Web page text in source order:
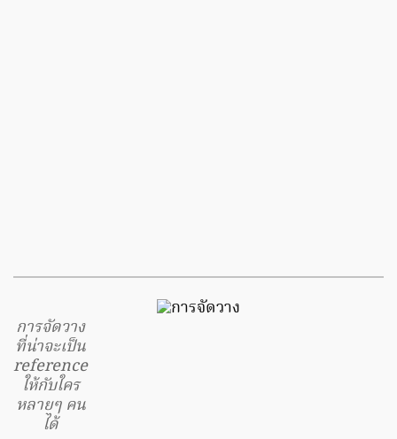
การจัดวาง
ที่น่าจะเป็น
reference
ให้กับใคร
หลายๆ คน
ได้